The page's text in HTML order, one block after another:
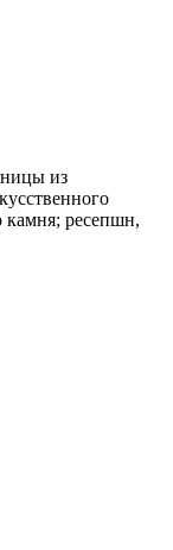
из
камня; ресепшн,